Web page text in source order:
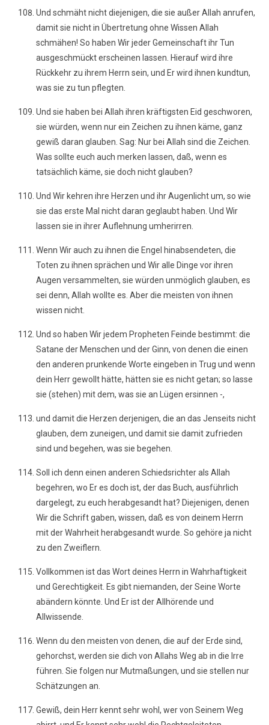
Und schmäht nicht diejenigen, die sie außer Allah anrufen,
damit sie nicht in Übertretung ohne Wissen Allah
schmähen! So haben Wir jeder Gemeinschaft ihr Tun
ausgeschmückt erscheinen lassen. Hierauf wird ihre
Rückkehr zu ihrem Herrn sein, und Er wird ihnen kundtun,
was sie zu tun pflegten.
Und sie haben bei Allah ihren kräftigsten Eid geschworen,
sie würden, wenn nur ein Zeichen zu ihnen käme, ganz
gewiß daran glauben. Sag: Nur bei Allah sind die Zeichen.
Was sollte euch auch merken lassen, daß, wenn es
tatsächlich käme, sie doch nicht glauben?
Und Wir kehren ihre Herzen und ihr Augenlicht um, so wie
sie das erste Mal nicht daran geglaubt haben. Und Wir
lassen sie in ihrer Auflehnung umherirren.
Wenn Wir auch zu ihnen die Engel hinabsendeten, die
Toten zu ihnen sprächen und Wir alle Dinge vor ihren
Augen versammelten, sie würden unmöglich glauben, es
sei denn, Allah wollte es. Aber die meisten von ihnen
wissen nicht.
Und so haben Wir jedem Propheten Feinde bestimmt: die
Satane der Menschen und der Ginn, von denen die einen
den anderen prunkende Worte eingeben in Trug und wenn
dein Herr gewollt hätte, hätten sie es nicht getan; so lasse
sie (stehen) mit dem, was sie an Lügen ersinnen -,
und damit die Herzen derjenigen, die an das Jenseits nicht
glauben, dem zuneigen, und damit sie damit zufrieden
sind und begehen, was sie begehen.
Soll ich denn einen anderen Schiedsrichter als Allah
begehren, wo Er es doch ist, der das Buch, ausführlich
dargelegt, zu euch herabgesandt hat? Diejenigen, denen
Wir die Schrift gaben, wissen, daß es von deinem Herrn
mit der Wahrheit herabgesandt wurde. So gehöre ja nicht
zu den Zweiflern.
Vollkommen ist das Wort deines Herrn in Wahrhaftigkeit
und Gerechtigkeit. Es gibt niemanden, der Seine Worte
abändern könnte. Und Er ist der Allhörende und
Allwissende.
Wenn du den meisten von denen, die auf der Erde sind,
gehorchst, werden sie dich von Allahs Weg ab in die Irre
führen. Sie folgen nur Mutmaßungen, und sie stellen nur
Schätzungen an.
Gewiß, dein Herr kennt sehr wohl, wer von Seinem Weg